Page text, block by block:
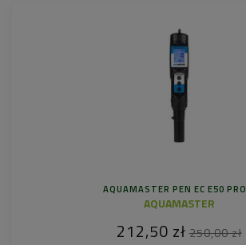
AQUAMASTER PEN EC E50
AQUAMASTER
212,50 zł 250,00 zł